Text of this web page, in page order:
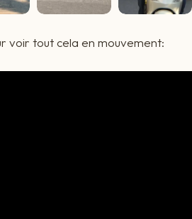
voir tout cela en mouvement: